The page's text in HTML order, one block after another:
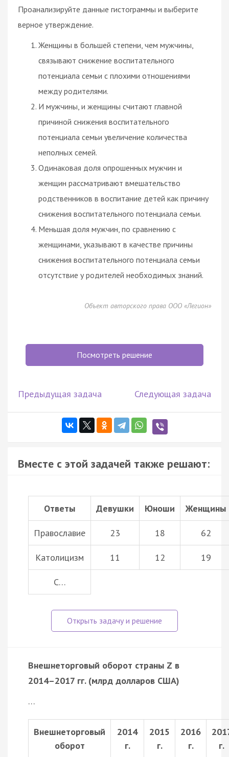
Проанализируйте данные гистограммы и выберите
верное утверждение.
Женщины в большей степени, чем мужчины,
связывают снижение воспитательного
потенциала семьи с плохими отношениями
между родителями.
И мужчины, и женщины считают главной
причиной снижения воспитательного
потенциала семьи увеличение количества
неполных семей.
Одинаковая доля опрошенных мужчин и
женщин рассматривают вмешательство
родственников в воспитание детей как причину
снижения воспитательного потенциала семьи.
Меньшая доля мужчин, по сравнению с
женщинами, указывают в качестве причины
снижения воспитательного потенциала семьи
отсутствие у родителей необходимых знаний.
Объект авторского права ООО «Легион»
Посмотреть решение
Предыдущая задача Следующая задача
Вместе с этой задачей также решают:
Ответы Девушки Юноши Женщины
Православие 23 18 62
Католицизм 11 12 19
С…
Внешнеторговый оборот страны Z в
2014–2017 гг. (млрд долларов США)
…
Внешнеторговый
оборот
2014
г.
2015
г.
2016
г.
г.